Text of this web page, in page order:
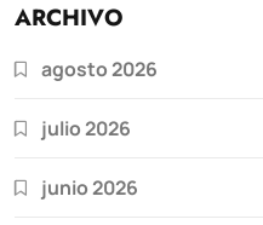
ARCHIVO
agosto 2026
julio 2026
junio 2026